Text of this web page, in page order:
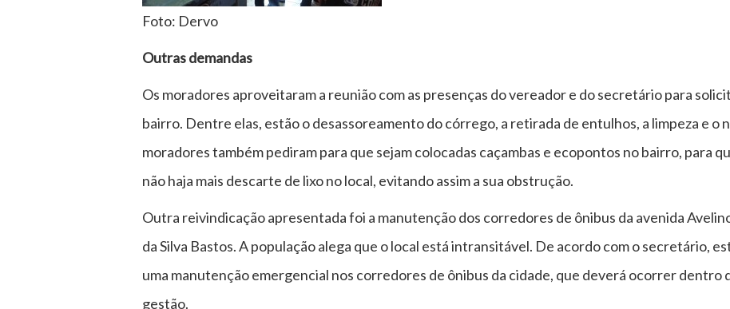
Foto: Dervo
Outras demandas
Os moradores aproveitaram a reunião com as presenças do vereador e do secretário para
bairro. Dentre elas, estão o desassoreamento do córrego, a retirada de entulhos, a limpeza e o
moradores também pediram para que sejam colocadas caçambas e ecopontos no bairro, para
não haja mais descarte de lixo no local, evitando assim a sua obstrução.
Outra reivindicação apresentada foi a manutenção dos corredores de ônibus da avenida
da Silva Bastos. A população alega que o local está intransitável. De acordo com o secretário,
uma manutenção emergencial nos corredores de ônibus da cidade, que deverá ocorrer dentro
gestão.